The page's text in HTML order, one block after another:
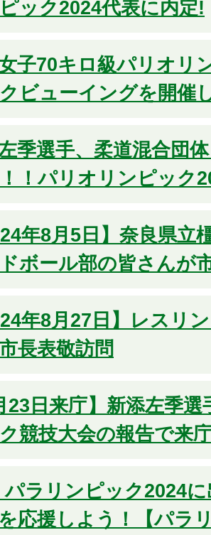
ック2024代表に内定!
子70キロ級パリオリ
ビューイングを開催
季選手、柔道混合団
！パリオリンピック
年8月5日】奈良県立
ボール部の皆さんが
年8月27日】レスリ
長表敬訪問
23日来庁】新添左季
競技大会の報告で来
ラリンピック2024
応援しよう！【パラ